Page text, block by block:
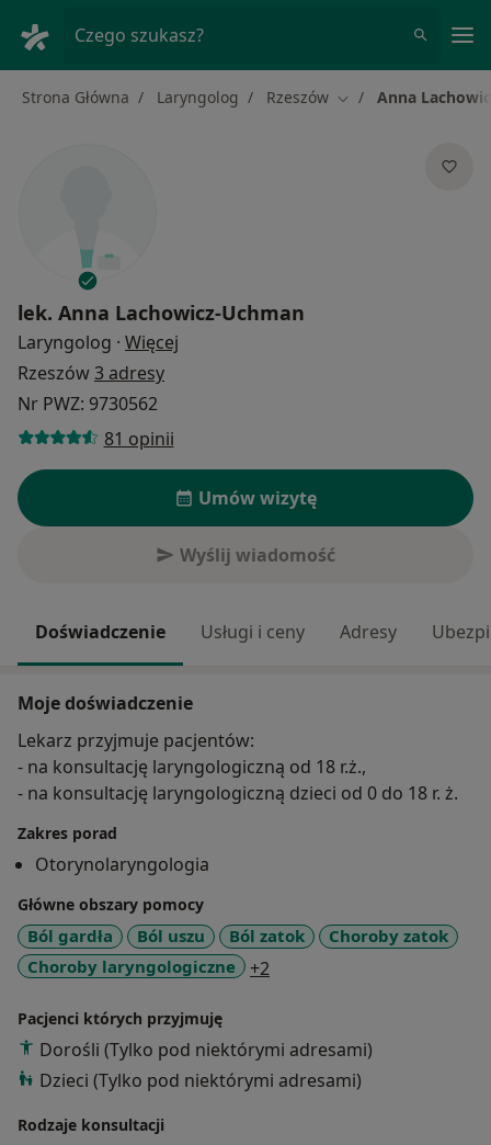
Czego szukasz?
Strona Główna Laryngolog Rzeszów Zmień miasto
Anna
lek. Anna Lachowicz-Uchman
Laryngolog · Więcej
Rzeszów3 adresy
Nr PWZ: 9730562
81 opinii
Umów wizytę
Wyślij wiadomość
Doświadczenie Usługi i ceny Adresy
Moje doświadczenie
Lekarz przyjmuje pacjentów:
- na konsultację laryngologiczną od 18 r.ż.,
- na konsultację laryngologiczną dzieci od 0 do 18 r. ż.
Zakres porad
Otorynolaryngologia
Główne obszary pomocy
Ból gardła Ból uszu Ból zatok
Choroby zatok
Choroby laryngologiczne
+2
Pacjenci których przyjmuję
Dorośli (Tylko pod niektórymi adresami)
Dzieci (Tylko pod niektórymi adresami)
Rodzaje konsultacji